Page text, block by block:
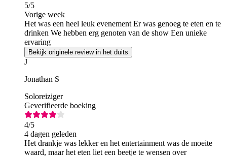
5/5
Vorige week
Het was een heel leuk evenement Er was genoeg te eten en te
drinken We hebben erg genoten van de show Een unieke
ervaring
Bekijk originele review in het duits
J
Jonathan S
Soloreiziger
Geverifieerde boeking
4/5
4 dagen geleden
Het drankje was lekker en het entertainment was de moeite
waard, maar het eten liet een beetje te wensen over